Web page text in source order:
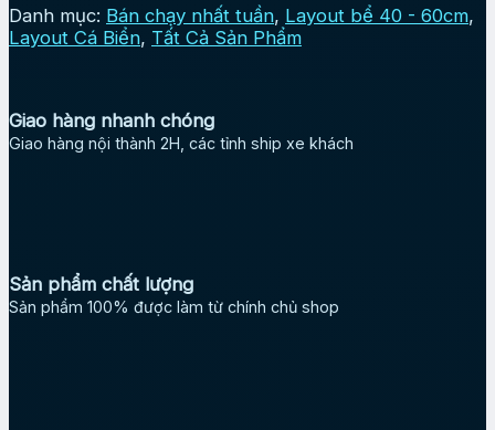
Danh mục: Bán chạy nhất tuần, Layout bể 40 - 60cm,
Layout Cá Biển, Tất Cả Sản Phẩm
Giao hàng nhanh chóng
Giao hàng nội thành 2H, các tỉnh ship xe khách
Sản phẩm chất lượng
Sản phẩm 100% được làm từ chính chủ shop